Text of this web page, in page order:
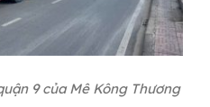
9 của Mê Kông Thương